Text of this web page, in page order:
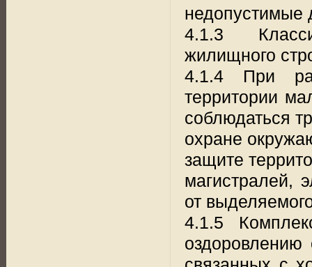
недопустимые
4.1.3
жилищного
4.1.4 При
территории
соблюдаться
охране
защите
магистралей,
от
4.1.5